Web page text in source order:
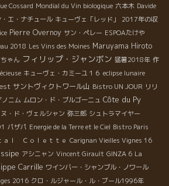
Cossard Mondial du Vin biologique 六本木 Davide
エ・ナチュール キューヴェ「レッド」
2017年の収
Pierre Overnoy サン・ペレー ESPOAたけや
2018 Les Vins des Moines Maruyama Hiroto
ゃん フィリップ・ジャンボン 猛暑2018年 作
キューヴェ・カミーユ１６ eclipse lunaire
サントヴィクトワール山 Bistro UN JOUR リリ
ニム ムロン・ド・ブルゴーニュ Côte du Py
ヌ・ド・ヴェルシャン 弥三郎 シュトラマイヤー
パザパ Energie de la Terre et le Ciel Bistro Paris
ａｌ Ｃｏｌｅｔｔｅ Carignan Vieilles Vignes 16
アシニャン Vincent Girault GINZA 6 La
Carrille ワインバー・シャンブル・ノワール
2016 クロ・ルジャール・ル・ブール1996年